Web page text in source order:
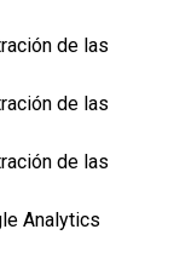
de las
de las
de las
Analytics